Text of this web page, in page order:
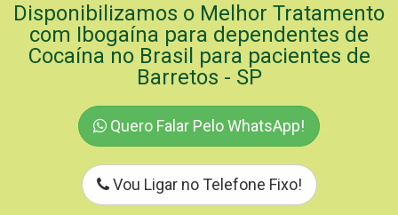
Disponibilizamos o Melhor Tratamento
com Ibogaína para dependentes de
Cocaína no Brasil para pacientes de
Barretos - SP
Quero Falar Pelo WhatsApp!
Vou Ligar no Telefone Fixo!